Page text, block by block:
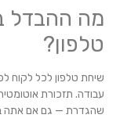
מה ההבדל
טלפון?
שיחת טלפון לכל לקוח
עבודה. תזכורת
שהגדרת — גם אם אתה